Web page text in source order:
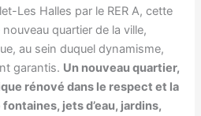
Les Halles par le RER A, cette
quartier de la ville,
au sein duquel dynamisme,
garantis. Un nouveau quartier,
rénové dans le respect et la
jets d’eau, jardins,